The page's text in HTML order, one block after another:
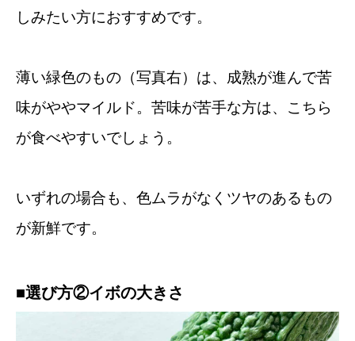
しみたい方におすすめです。
薄い緑色のもの（写真右）は、成熟が進んで苦
味がややマイルド。苦味が苦手な方は、こちら
が食べやすいでしょう。
いずれの場合も、色ムラがなくツヤのあるもの
が新鮮です。
■選び方②イボの大きさ